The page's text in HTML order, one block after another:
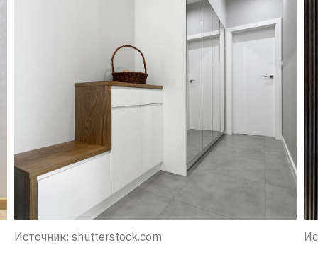
Источник: shutterstock.com